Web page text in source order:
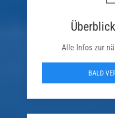
Alle Infos zur
BALD